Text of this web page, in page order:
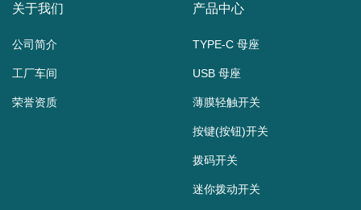
关于我们
公司简介
工厂车间
荣誉资质
产品中心
TYPE-C 母座
USB 母座
薄膜轻触开关
按键(按钮)开关
拨码开关
迷你拨动开关